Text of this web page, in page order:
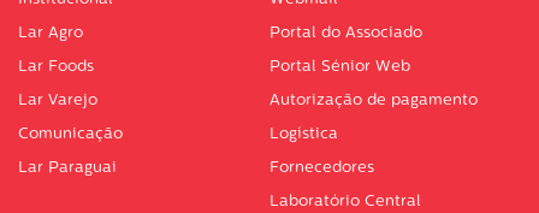
Lar Agro
Lar Foods
Lar Varejo
Comunicação
Lar Paraguai
Portal do Associado
Portal Sénior Web
Autorização de pagamento
Logística
Fornecedores
Laboratório Central